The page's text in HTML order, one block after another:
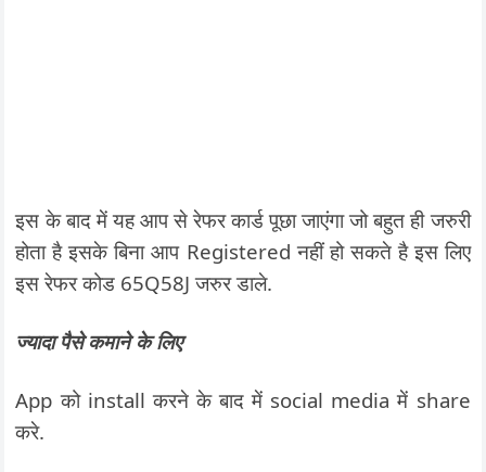
इस के बाद में यह आप से रेफर कार्ड पूछा जाएंगा जो बहुत ही जरुरी
होता है इसके बिना आप Registered नहीं हो सकते है इस लिए
इस रेफर कोड 65Q58J जरुर डाले.
ज्यादा पैसे कमाने के लिए
App को install करने के बाद में social media में share
करे.